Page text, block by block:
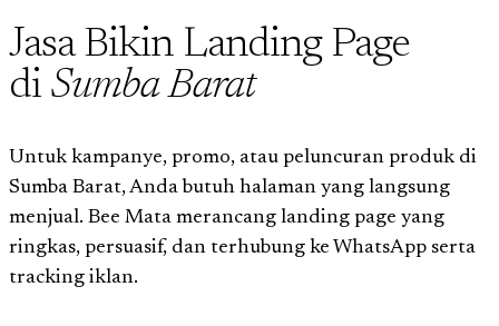
Jasa Bikin Landing Page
di Sumba Barat
Untuk kampanye, promo, atau peluncuran produk di
Sumba Barat, Anda butuh halaman yang langsung
menjual. Bee Mata merancang landing page yang
ringkas, persuasif, dan terhubung ke WhatsApp serta
tracking iklan.